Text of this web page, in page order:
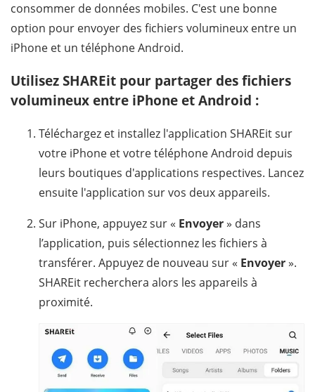
consommer de données mobiles. C'est une bonne
option pour envoyer des fichiers volumineux entre un
iPhone et un téléphone Android.
Utilisez SHAREit pour partager des fichiers
volumineux entre iPhone et Android :
Téléchargez et installez l'application SHAREit sur
votre iPhone et votre téléphone Android depuis
leurs boutiques d'applications respectives. Lancez
ensuite l'application sur vos deux appareils.
Sur iPhone, appuyez sur « Envoyer» dans
l’application, puis sélectionnez les fichiers à
transférer. Appuyez de nouveau sur « Envoyer».
SHAREit recherchera alors les appareils à
proximité.